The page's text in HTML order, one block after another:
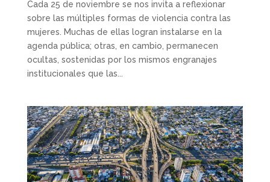
Cada 25 de noviembre se nos invita a reflexionar
sobre las múltiples formas de violencia contra las
mujeres. Muchas de ellas logran instalarse en la
agenda pública; otras, en cambio, permanecen
ocultas, sostenidas por los mismos engranajes
institucionales que las...